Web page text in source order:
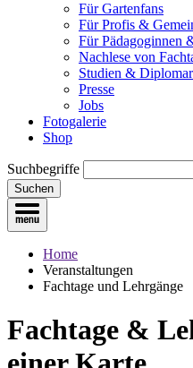
Für Gartenfans
Für Profis &
Für Pädagoginnen
Nachlese von
Studien &
Presse
Jobs
Fotogalerie
Shop
Suchbegriffe
Suchen
Home
Veranstaltungen
Fachtage und Lehrgänge
Fachtage &